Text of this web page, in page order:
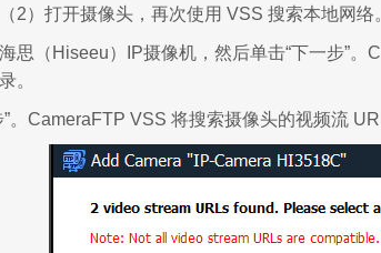
2）打开摄像头，再次使用 VSS 搜索本地网络
思（Hiseeu）IP摄像机，然后单击“下一步”
。
”。CameraFTP VSS 将搜索摄像头的视频流